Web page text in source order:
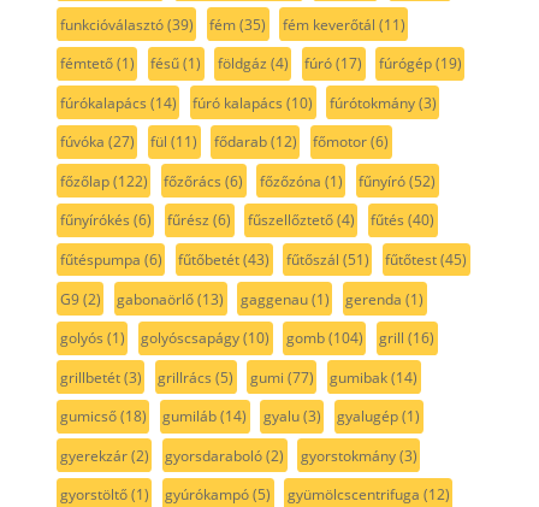
funkcióválasztó(39) fém(35) fém keverőtál (11)
fémtető(1) fésű(1) földgáz (4) fúró(17) fúrógép(19)
fúrókalapács (14) fúró kalapács (10) fúrótokmány(3)
fúvóka (27) fül (11) fődarab(12) főmotor(6)
főzőlap(122) főzőrács (6) főzőzóna (1) fűnyíró(52)
fűnyírókés (6) fűrész (6) fűszellőztető(4) fűtés (40)
fűtéspumpa (6) fűtőbetét(43) fűtőszál (51) fűtőtest(45)
G9(2) gabonaörlő(13) gaggenau(1) gerenda (1)
golyós (1) golyóscsapágy(10) gomb(104) grill (16)
grillbetét(3) grillrács (5) gumi (77) gumibak(14)
gumicső(18) gumiláb(14) gyalu(3) gyalugép(1)
gyerekzár(2) gyorsdaraboló(2) gyorstokmány(3)
gyorstöltő(1) gyúrókampó(5) gyümölcscentrifuga (12)